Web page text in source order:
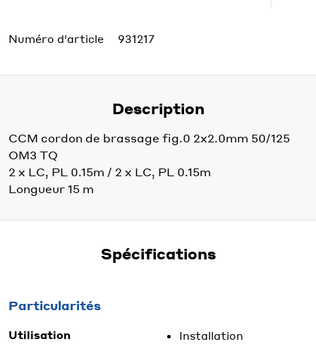
Numéro d'article 931217
Description
CCM cordon de brassage fig.0 2x2.0mm 50/125
OM3 TQ
2 x LC, PL 0.15m / 2 x LC, PL 0.15m
Longueur 15 m
Spécifications
Particularités
Utilisation
Installation